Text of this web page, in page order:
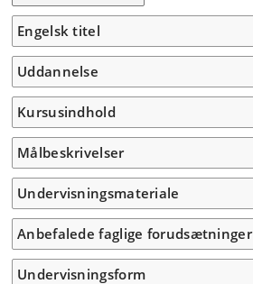
Engelsk titel
Uddannelse
Kursusindhold
Målbeskrivelser
Undervisningsmateriale
Anbefalede faglige forudsætninger
Undervisningsform